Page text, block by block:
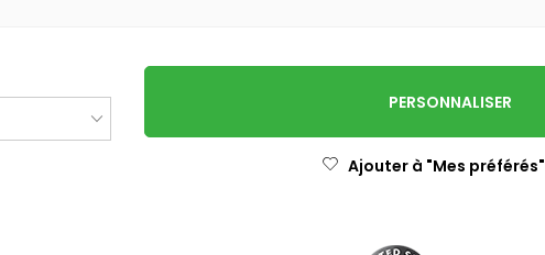
PERSONNALISER
Ajouter à "Mes préférés"